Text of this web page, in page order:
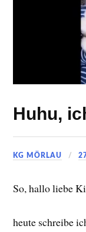
Huhu,
KG MÖRLAU
So, hallo liebe
heute schreibe